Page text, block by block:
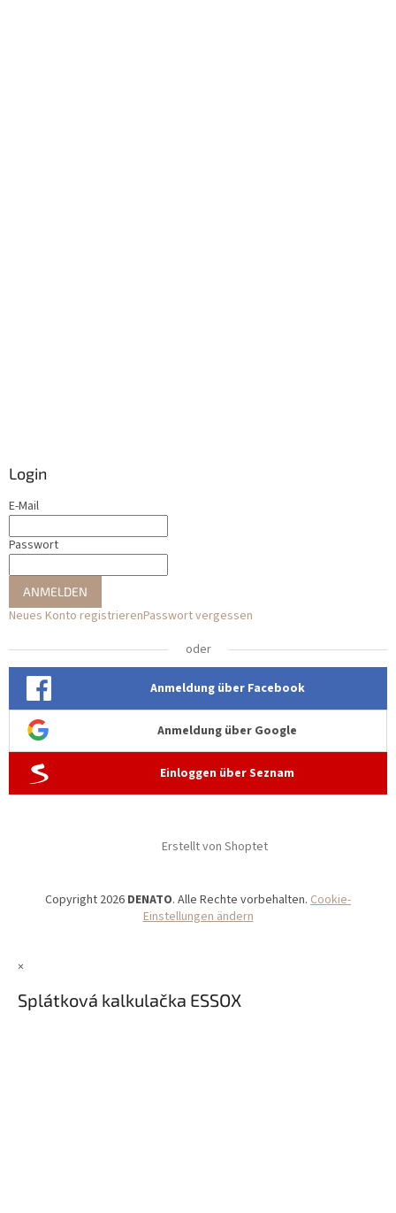
Login
E-Mail
Passwort
ANMELDEN
Neues Konto registrierenPasswort vergessen
oder
Anmeldung über Facebook
Anmeldung über Google
Einloggen über Seznam
Erstellt von Shoptet
Copyright 2026 DENATO. Alle Rechte vorbehalten. Cookie-
Einstellungen ändern
×
Splátková kalkulačka ESSOX